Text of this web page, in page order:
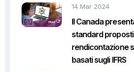
14 Mar 2024
Il Canada
standard
rendicontazione
basati sugli IFRS